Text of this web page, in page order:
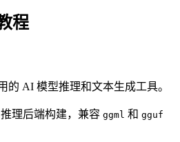
程
的 AI 模型推理和文本生成工具。
推理后端构建，兼容 ggml 和 gguf